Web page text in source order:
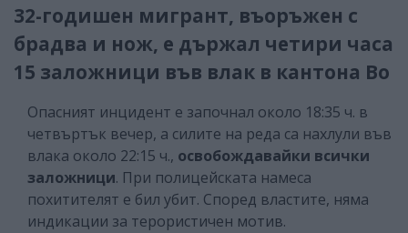
32-годишен мигрант, въоръжен с
брадва и нож, е държал четири часа
15 заложници във влак в кантона Во
Опасният инцидент е започнал около 18:35 ч. в
четвъртък вечер, а силите на реда са нахлули във
влака около 22:15 ч., освобождавайки всички
заложници. При полицейската намеса
похитителят е бил убит. Според властите, няма
индикации за терористичен мотив.